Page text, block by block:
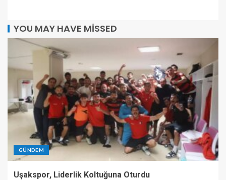
YOU MAY HAVE MISSED
GÜNDEM
Uşakspor, Liderlik Koltuğuna Oturdu